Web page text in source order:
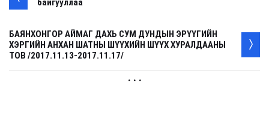
байгууллаа
БАЯНХОНГОР АЙМАГ ДАХЬ СУМ ДУНДЫН ЭРҮҮГИЙН
ХЭРГИЙН АНХАН ШАТНЫ ШҮҮХИЙН ШҮҮХ ХУРАЛДААНЫ
ТОВ /2017.11.13-2017.11.17/
. . .